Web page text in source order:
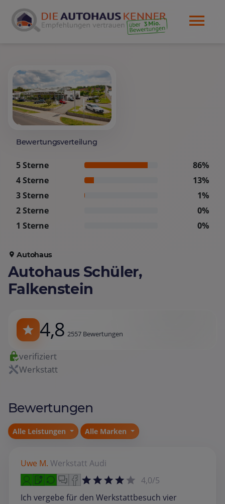
Bewertungsverteilung
5 Sterne
86%
4 Sterne
13%
3 Sterne
1%
2 Sterne
0%
1 Sterne
0%
Autohaus
Autohaus Schüler,
Falkenstein
4,8 2557 Bewertungen
verifiziert
Werkstatt
Bewertungen
Alle Leistungen Alle Marken
Uwe M. Werkstatt Audi
4,0/5
Ich vergebe für den Werkstattbesuch vier